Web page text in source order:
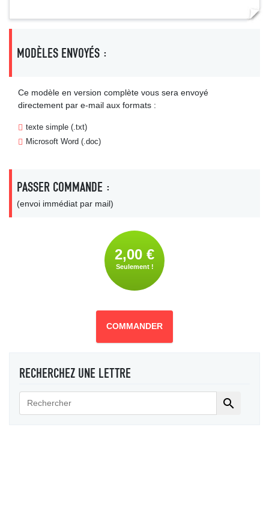
MODÈLES ENVOYÉS :
Ce modèle en version complète vous sera envoyé
directement par e-mail aux formats :
texte simple (.txt)
Microsoft Word (.doc)
PASSER COMMANDE :
(envoi immédiat par mail)
2,00 €
Seulement !
COMMANDER
RECHERCHEZ UNE LETTRE
